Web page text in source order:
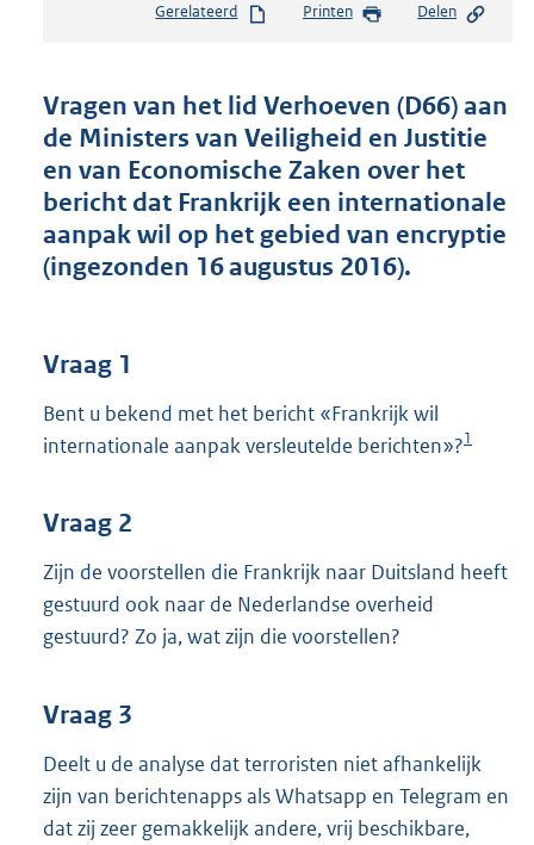
s
d
s
g
r
o
t
K
b
Gerelateerd Printen Delen
Vragen van het lid Verhoeven (D66) aan
de Ministers van Veiligheid en Justitie
en van Economische Zaken over het
bericht dat Frankrijk een internationale
aanpak wil op het gebied van encryptie
(ingezonden 16 augustus 2016).
Vraag 1
Bent u bekend met het bericht «Frankrijk wil
internationale aanpak versleutelde berichten»?1
Vraag 2
Zijn de voorstellen die Frankrijk naar Duitsland heeft
gestuurd ook naar de Nederlandse overheid
gestuurd? Zo ja, wat zijn die voorstellen?
Vraag 3
Deelt u de analyse dat terroristen niet afhankelijk
zijn van berichtenapps als Whatsapp en Telegram en
dat zij zeer gemakkelijk andere, vrij beschikbare,